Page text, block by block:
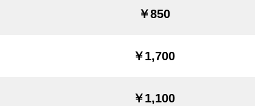
￥850
￥1,700
￥1,100